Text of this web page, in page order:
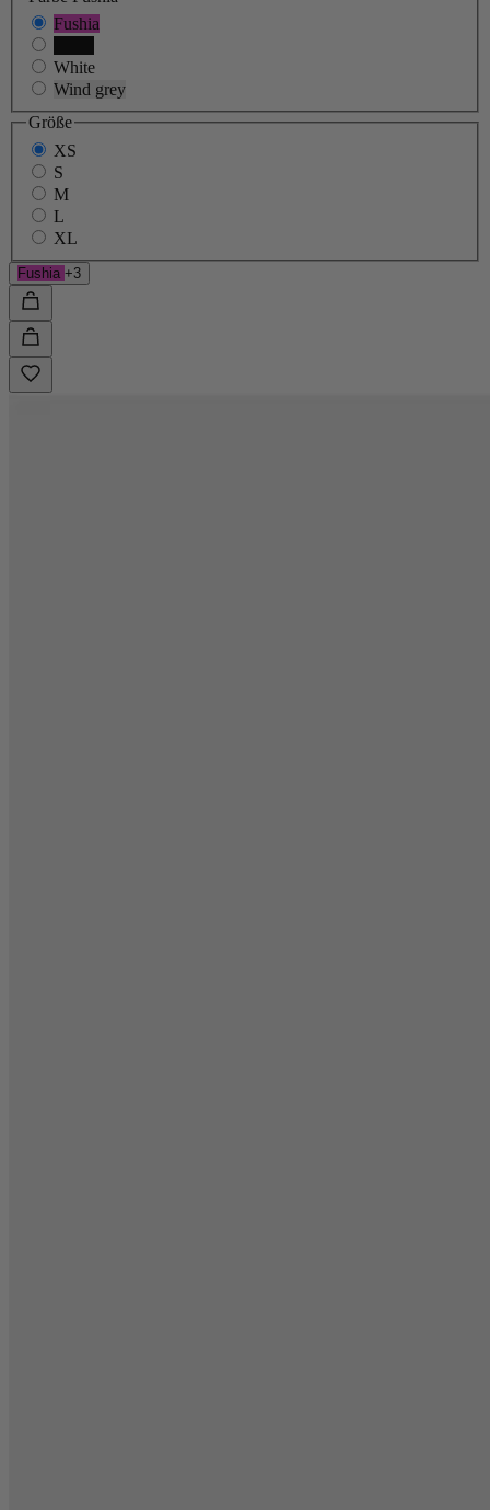
Fushia
White
Wind grey
Größe
XS
S
M
L
XL
Fushia +3